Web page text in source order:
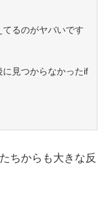
るのがヤバいです
見つからなかったif
ちからも大きな反